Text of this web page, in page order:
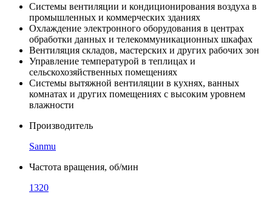
Системы вентиляции и кондиционирования воздуха в
промышленных и коммерческих зданиях
Охлаждение электронного оборудования в центрах
обработки данных и телекоммуникационных шкафах
Вентиляция складов, мастерских и других рабочих зон
Управление температурой в теплицах и
сельскохозяйственных помещениях
Системы вытяжной вентиляции в кухнях, ванных
комнатах и других помещениях с высоким уровнем
влажности
Производитель
Sanmu
Частота вращения, об/мин
1320